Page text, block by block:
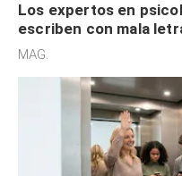
Los expertos en
escriben con mala
acelerado y no lo
MAG.